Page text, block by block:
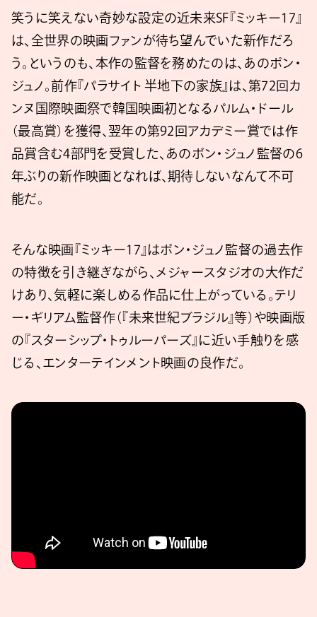
笑うに笑えない奇妙な設定の近未来SF『ミッキー17』
は、全世界の映画ファンが待ち望んでいた新作だろ
う。というのも、本作の監督を務めたのは、あのポン・
ジュノ。前作『パラサイト 半地下の家族』は、第72回カ
ンヌ国際映画祭で韓国映画初となるパルム・ドール
（最高賞）を獲得、翌年の第92回アカデミー賞では作
品賞含む4部門を受賞した、あのポン・ジュノ監督の6
年ぶりの新作映画となれば、期待しないなんて不可
能だ。
そんな映画『ミッキー17』はポン・ジュノ監督の過去作
の特徴を引き継ぎながら、メジャースタジオの大作だ
けあり、気軽に楽しめる作品に仕上がっている。テリ
ー・ギリアム監督作（『未来世紀ブラジル』等）や映画版
の『スターシップ・トゥルーパーズ』に近い手触りを感
じる、エンターテインメント映画の良作だ。